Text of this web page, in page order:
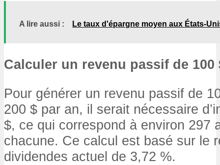
A lire aussi : Le taux d'épargne moyen aux États-
Calculer un revenu passif de 100
Pour générer un revenu passif de
200 $ par an, il serait nécessaire
$, ce qui correspond à environ 297
chacune. Ce calcul est basé sur le
dividendes actuel de 3,72 %.